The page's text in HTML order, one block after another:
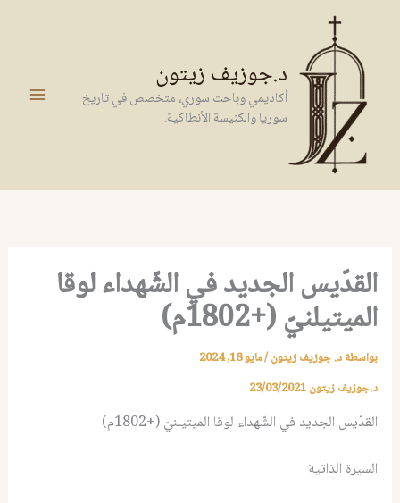
المحتوى
د.جوزيف زيتون
أكاديمي وباحث سوري، متخصص في تاريخ
سوريا والكنيسة الأنطاكية.
القدّيس الجديد في الشّهداء لوقا
الميتيلنيّ (+1802م)‏
بواسطةد. جوزيف زيتون/مايو 18, 2024
د.جوزيف زيتون23/03/2021
القدّيس الجديد في الشّهداء لوقا الميتيلنيّ (+1802م)‏
السيرة الذاتية